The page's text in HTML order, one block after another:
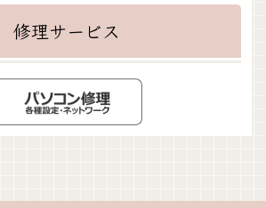
修理サービス